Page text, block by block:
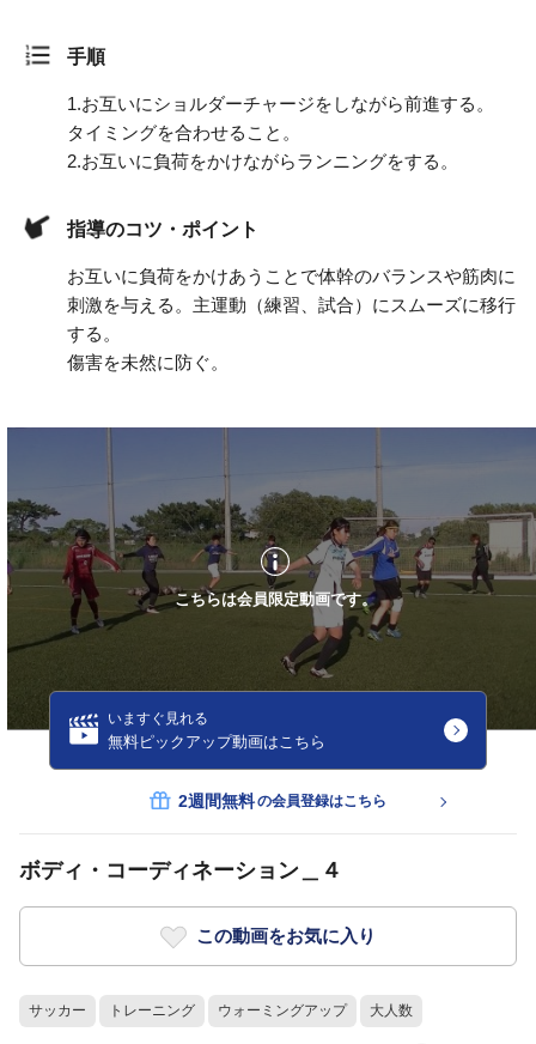
手順
1.お互いにショルダーチャージをしながら前進する。
タイミングを合わせること。
2.お互いに負荷をかけながらランニングをする。
指導のコツ・ポイント
お互いに負荷をかけあうことで体幹のバランスや筋肉に
刺激を与える。主運動（練習、試合）にスムーズに移行
する。
傷害を未然に防ぐ。
こちらは会員限定動画です。
いますぐ見れる
無料ピックアップ動画はこちら
2週間無料の会員登録はこちら
ボディ・コーディネーション＿４
この動画をお気に入り
サッカー トレーニング ウォーミングアップ 大人数